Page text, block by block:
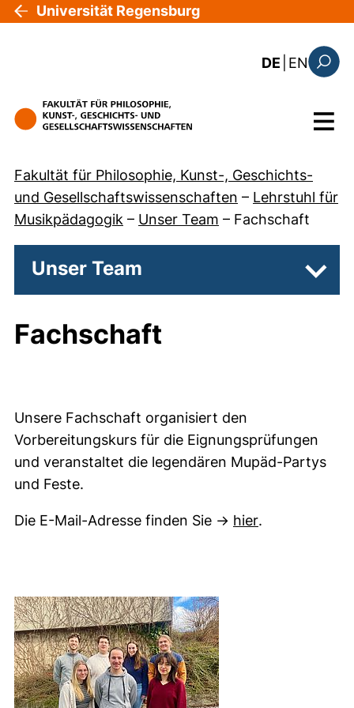
Direkt zum Inhalt
Universität Regensburg
DE EN: the
Menü
Fakultät für Philosophie, Kunst-, Geschichts-
und Gesellschaftswissenschaften – Lehrstuhl für
Musikpädagogik – Unser Team – Fachschaft
Unser Team
Fachschaft
Unsere Fachschaft organisiert den
Vorbereitungskurs für die Eignungsprüfungen
und veranstaltet die legendären Mupäd-Partys
und Feste.
Die E-Mail-Adresse finden Sie → hier(öffnet Ihr E-
.